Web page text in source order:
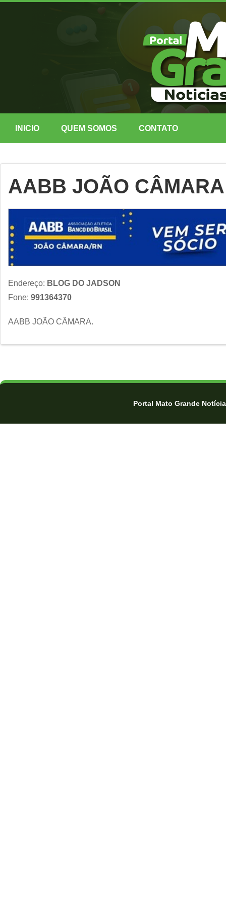
INICIO QUEM SOMOS CONTATO
AABB JOÃO CÂMARA
Endereço: BLOG DO JADSON
Fone: 991364370
AABB JOÃO CÂMARA.
Portal Mato Grande